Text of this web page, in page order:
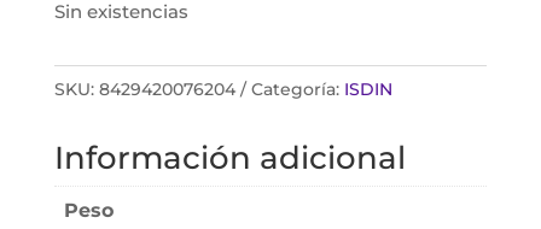
Sin existencias
SKU: 8429420076204 Categoría: ISDIN
Información adicional
Peso